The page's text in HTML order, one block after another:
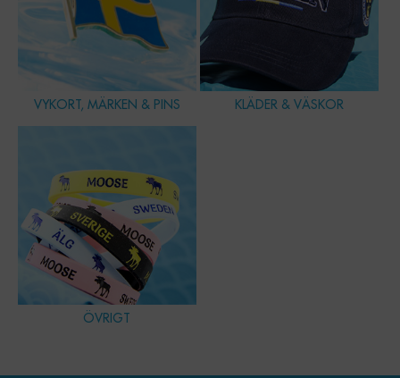
VYKORT, MÄRKEN & PINS KLÄDER & VÄSKOR
ÖVRIGT